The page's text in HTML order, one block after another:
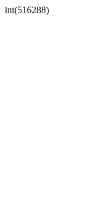
int(516288)